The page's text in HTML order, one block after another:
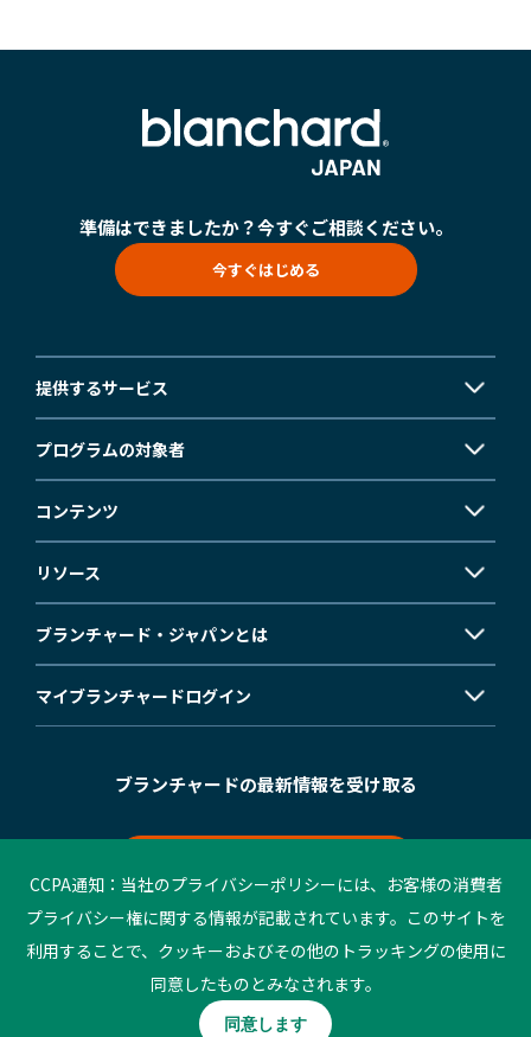
準備はできましたか？今すぐご相談ください。
今すぐはじめる
提供するサービス
プログラムの対象者
コンテンツ
リソース
ブランチャード・ジャパンとは
マイブランチャードログイン
ブランチャードの最新情報を受け取る
©2023 Blanchard. All rights reserved.
個人情報保護方針
ご利用条件
CCPA通知：当社のプライバシーポリシーには、お客様の消費者
プライバシー権に関する情報が記載されています。このサイトを
利用することで、クッキーおよびその他のトラッキングの使用に
同意したものとみなされます。
同意します